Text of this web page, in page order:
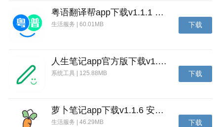
粤语翻译帮app下载v1.1.1 安卓版
生活服务 | 60.01MB 下载
人生笔记app官方版下载v1.19.4 安卓版
系统工具 | 125.88MB 下载
萝卜笔记app下载v1.1.6 安卓版
生活服务 | 46.29MB 下载